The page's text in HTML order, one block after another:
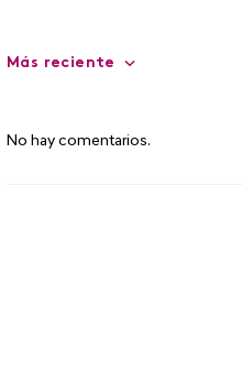
Más reciente
No hay comentarios.